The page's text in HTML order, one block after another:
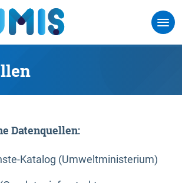
Datenquellen:
Katalog (Umweltministerium)